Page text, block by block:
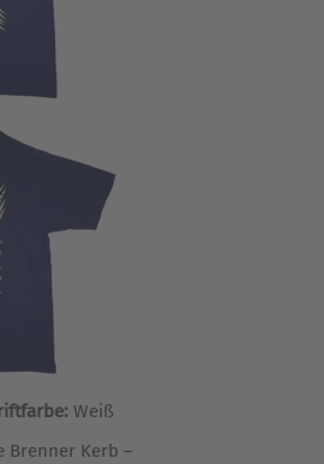
Weiß
Brenner Kerb –